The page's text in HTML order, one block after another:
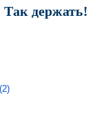
держать!